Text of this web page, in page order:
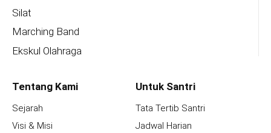
Silat
Marching Band
Ekskul Olahraga
Tentang Kami
Sejarah
Visi & Misi
Untuk Santri
Tata Tertib Santri
Jadwal Harian